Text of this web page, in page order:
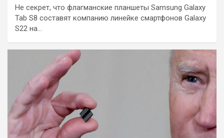
Не секрет, что флагманские планшеты Samsung Galaxy
Tab S8 составят компанию линейке смартфонов Galaxy
S22 на…